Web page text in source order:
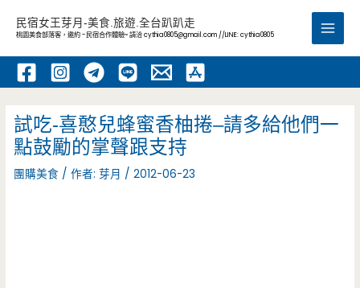
內
民宿女王芽月-美食.旅遊.全台趴趴走
桃園美食部落客，邀約 -民宿合作體驗~ 請洽cythia0805@gmail.com //LINE: cythia0805
Main
試吃-喜憨兒蜂蜜香柚捲–請多給他們一
點鼓勵的掌聲跟支持
團購美食 / 作者:芽月 /2012-06-23